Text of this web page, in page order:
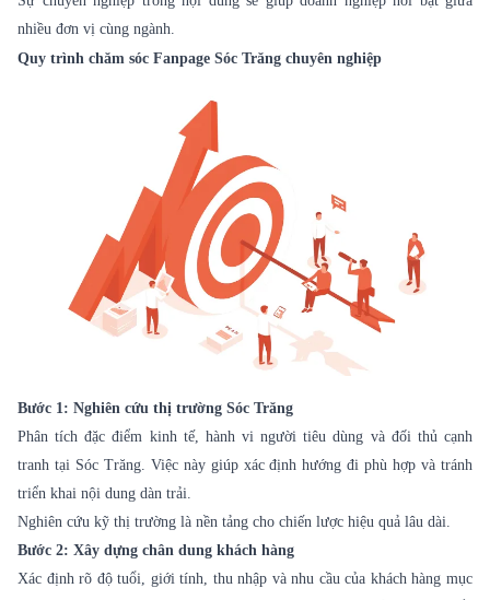
nhiều đơn vị cùng ngành.
Quy trình chăm sóc Fanpage Sóc Trăng chuyên nghiệp
Bước 1: Nghiên cứu thị trường Sóc Trăng
Phân tích đặc điểm kinh tế, hành vi người tiêu dùng và đối thủ cạnh
tranh tại Sóc Trăng. Việc này giúp xác định hướng đi phù hợp và tránh
triển khai nội dung dàn trải.
Nghiên cứu kỹ thị trường là nền tảng cho chiến lược hiệu quả lâu dài.
Bước 2: Xây dựng chân dung khách hàng
Xác định rõ độ tuổi, giới tính, thu nhập và nhu cầu của khách hàng mục